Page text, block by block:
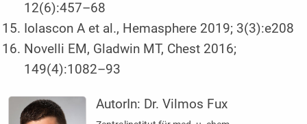
12(6):457–68
Iolascon A et al., Hemasphere 2019; 3(3):e208
Novelli EM, Gladwin MT, Chest 2016;
149(4):1082–93
AutorIn: Dr. Vilmos Fux